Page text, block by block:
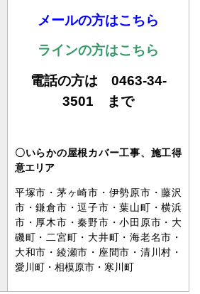
メールの方はこちら
ラインの方はこちら
電話の方は 0463-34-
3501 まで
〇いらかの屋根カバー工事、施工得
意エリア
平塚市・茅ヶ崎市・伊勢原市・藤沢
市・鎌倉市・逗子市・葉山町・横浜
市・厚木市・秦野市・小田原市・大
磯町・二宮町・大井町・海老名市・
大和市・綾瀬市・座間市・清川村・
愛川町・相模原市・寒川町